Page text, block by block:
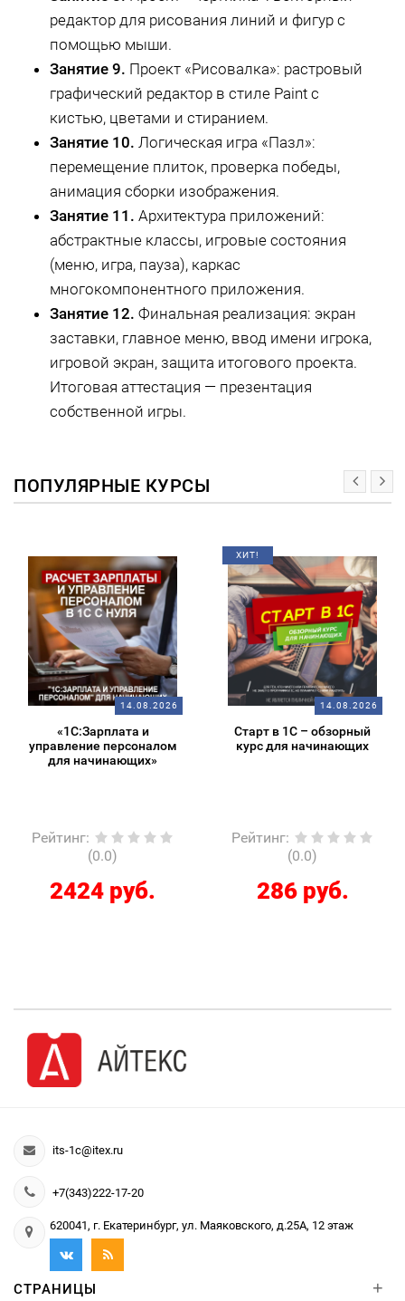
редактор для рисования линий и фигур с
помощью мыши.
Занятие 9. Проект «Рисовалка»: растровый
графический редактор в стиле Paint с
кистью, цветами и стиранием.
Занятие 10. Логическая игра «Пазл»:
перемещение плиток, проверка победы,
анимация сборки изображения.
Занятие 11. Архитектура приложений:
абстрактные классы, игровые состояния
(меню, игра, пауза), каркас
многокомпонентного приложения.
Занятие 12. Финальная реализация: экран
заставки, главное меню, ввод имени игрока,
игровой экран, защита итогового проекта.
Итоговая аттестация — презентация
собственной игры.
ПОПУЛЯРНЫЕ КУРСЫ
14.08.2026
«1С:Зарплата и
управление персоналом
для начинающих»
Рейтинг:
(0.0)
2424 руб.
ХИТ!
14.08.2026
Старт в 1С – обзорный
курс для начинающих
Рейтинг:
(0.0)
286 руб.
its-1c@itex.ru
+7(343)222-17-20
620041, г. Екатеринбург, ул. Маяковского, д.25А, 12 этаж
СТРАНИЦЫ +